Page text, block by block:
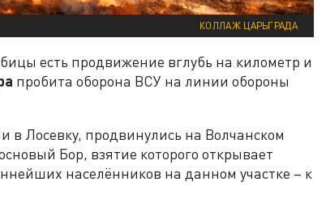
КОЛЛАЖ ЦАРЬГРАДА
есть продвижение вглубь на километр и
пробита оборона ВСУ на линии обороны
Лосевку, продвинулись на Волчанском
Бор, взятие которого открывает
населёнников на данном участке – к